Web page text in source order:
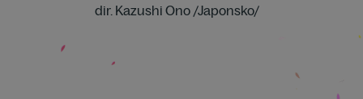
dir. Kazushi Ono /Japonsko/